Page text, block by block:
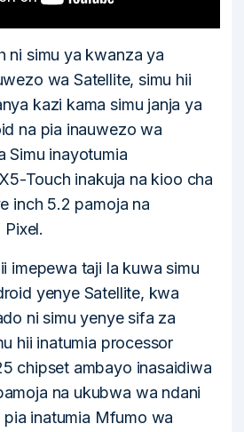
ni simu ya kwanza ya
wa Satellite, simu hii
kazi kama simu janja ya
na pia inauwezo wa
Simu inayotumia
Touch inakuja na kioo cha
inch 5.2 pamoja na
imepewa taji la kuwa simu
yenye Satellite, kwa
ni simu yenye sifa za
hii inatumia processor
chipset ambayo inasaidiwa
na ukubwa wa ndani
pia inatumia Mfumo wa